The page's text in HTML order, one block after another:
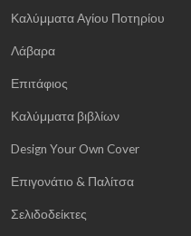
Καλύμματα Αγίου Ποτηρίου
Λάβαρα
Επιτάφιος
Καλύμματα βιβλίων
Design Your Own Cover
Επιγονάτιο & Παλίτσα
Σελιδοδείκτες